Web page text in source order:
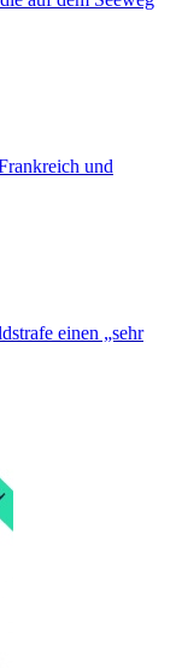
und
einen „sehr